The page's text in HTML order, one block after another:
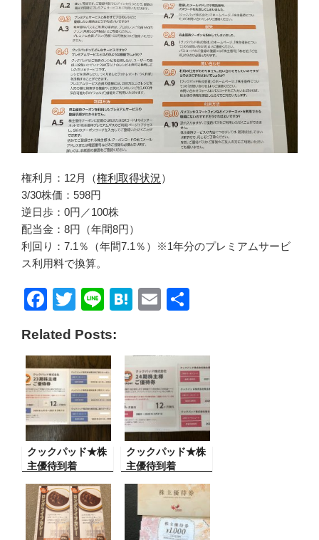
権利月：12月（権利取得状況 ）
3/30株価：598円
逆日歩：0円／100株
配当金：8円（年間8円）
利回り：7.1％（年間7.1％）※1年分のプレミアムサービ
ス利用料で換算。
F
c
e
b
o
o
k
T
tt
er
Li
e
H
n
a
E
Related Posts:
クックパッド★株
主優待到着
クックパッド★株
主優待到着